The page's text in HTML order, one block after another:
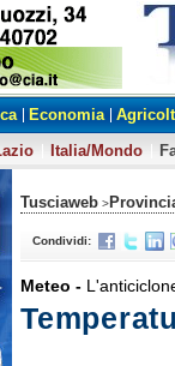
Economia
Italia/Mondo
Tusciaweb >
Condividi:
Meteo -